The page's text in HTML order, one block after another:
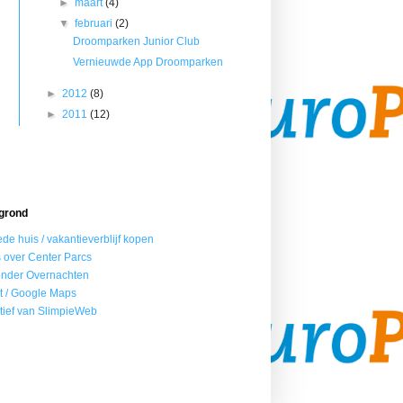
▼februari(2)
Droomparken Junior Club
Vernieuwde App Droomparken
► 2012 (8)
► 2011 (12)
huis / vakantieverblijf kopen
over Center Parcs
Overnachten
/ Google Maps
van SlimpieWeb